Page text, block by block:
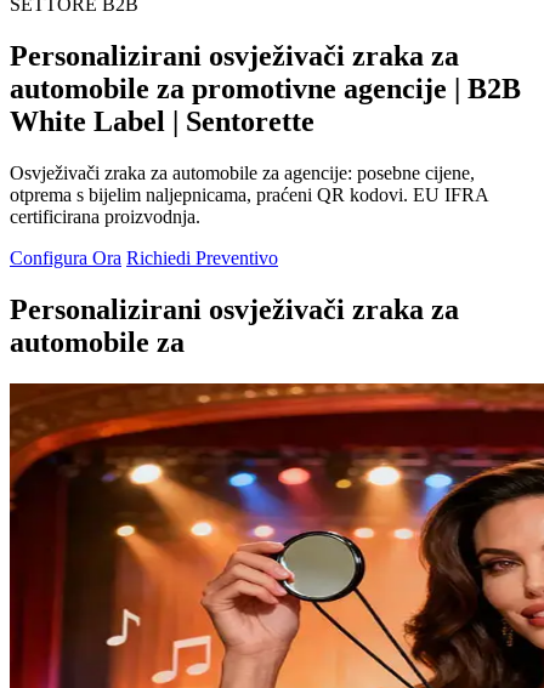
SETTORE B2B
Personalizirani osvježivači zraka za
automobile za promotivne agencije | B2B
White Label | Sentorette
Osvježivači zraka za automobile za agencije: posebne cijene,
otprema s bijelim naljepnicama, praćeni QR kodovi. EU IFRA
certificirana proizvodnja.
Configura Ora Richiedi Preventivo
Personalizirani osvježivači zraka za
automobile za